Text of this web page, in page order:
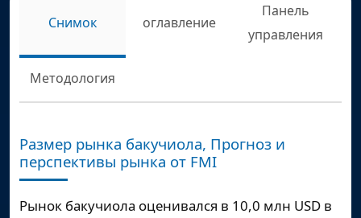
Снимок оглавление
Панель
управления
Методология
Размер рынка бакучиола, Прогноз и
перспективы рынка от FMI
Рынок бакучиола оценивался в 10,0 млн USD в